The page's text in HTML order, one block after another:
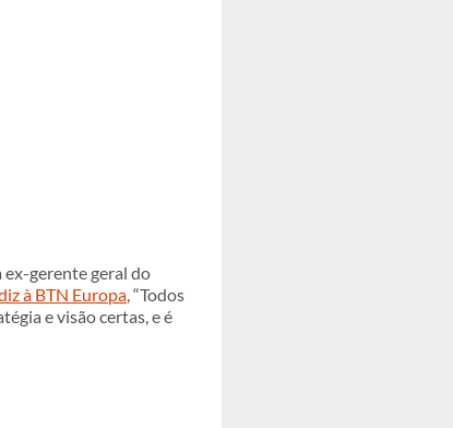
ex-gerente geral do
à BTN Europa, “Todos
e visão certas, e é